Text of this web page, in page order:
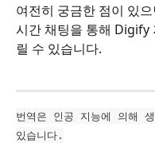
여전히 궁금한 점이 있으
시간 채팅을 통해 Digify
릴 수 있습니다.
번역은 인공 지능에 의해
있습니다.